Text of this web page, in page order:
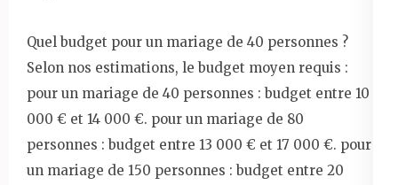
Quel budget pour un mariage de 40 personnes ?
Selon nos estimations, le budget moyen requis :
pour un mariage de 40 personnes : budget entre 10
000 € et 14 000 €. pour un mariage de 80
personnes : budget entre 13 000 € et 17 000 €. pour
un mariage de 150 personnes : budget entre 20